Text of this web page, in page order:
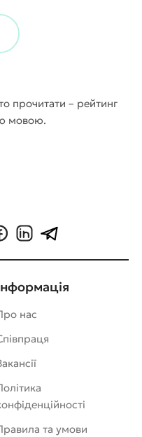
прочитати – рейтинг
мовою.
нас
та умови